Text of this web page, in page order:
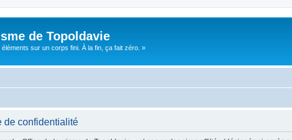
de Topoldavie
sur un corps fini. À la fin, ça fait zéro. »
de confidentialité